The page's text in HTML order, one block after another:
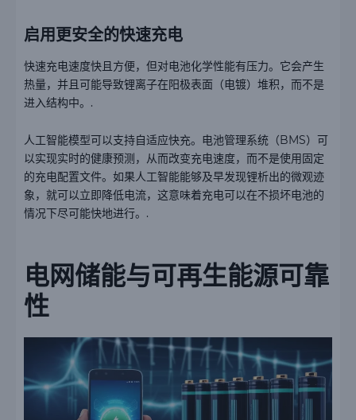
启用更安全的快速充电
快速充电速度快且方便，但对电池化学性能有压力。它会产生
热量，并且可能导致锂离子在阳极表面（电镀）堆积，而不是
进入结构中。.
人工智能模型可以支持自适应快充。电池管理系统（BMS）可
以实现实时的健康预测，从而改变充电速度，而不是使用固定
的充电配置文件。如果人工智能能够及早发现锂析出的微观迹
象，就可以立即降低电流，这意味着充电可以在不损坏电池的
情况下尽可能快地进行。.
电网储能与可再生能源可靠
性